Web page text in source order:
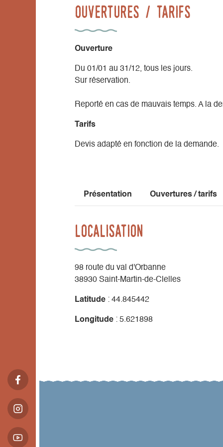
Ouvertures / tarifs
Ouverture
Du 01/01 au 31/12, tous les jours.
Sur réservation.
Reporté en cas de mauvais temps. A la
Tarifs
Devis adapté en fonction de la demande.
Présentation Ouvertures / tarifs
Localisation
98 route du val d'Orbanne
38930 Saint-Martin-de-Clelles
Latitude : 44.845442
Longitude : 5.621898